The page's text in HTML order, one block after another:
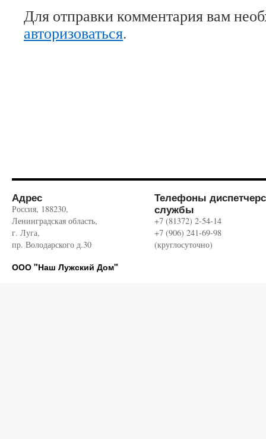
Для отправки комментария вам
авторизоваться.
Адрес
Россия, 188230,
Ленинградская область,
г. Луга,
пр. Володарского д.30
Телефоны
службы
+7 (81372) 2-54-14
+7 (906) 241-69-98
(круглосуточно)
ООО "Наш Лужский Дом"